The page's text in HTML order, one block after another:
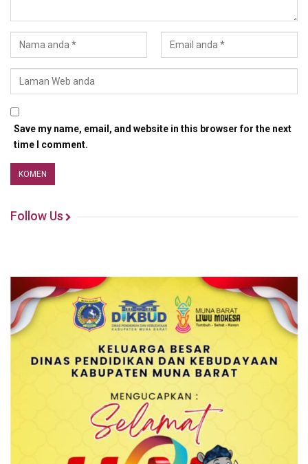
Save my name, email, and website in this browser for the next
time I comment.
Follow Us